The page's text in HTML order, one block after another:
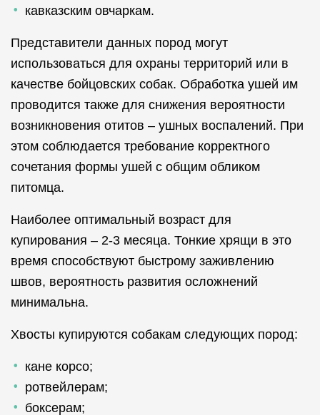
кавказским овчаркам.
Представители данных пород могут
использоваться для охраны территорий или в
качестве бойцовских собак. Обработка ушей им
проводится также для снижения вероятности
возникновения отитов – ушных воспалений. При
этом соблюдается требование корректного
сочетания формы ушей с общим обликом
питомца.
Наиболее оптимальный возраст для
купирования – 2-3 месяца. Тонкие хрящи в это
время способствуют быстрому заживлению
швов, вероятность развития осложнений
минимальна.
Хвосты купируются собакам следующих пород:
кане корсо;
ротвейлерам;
боксерам;